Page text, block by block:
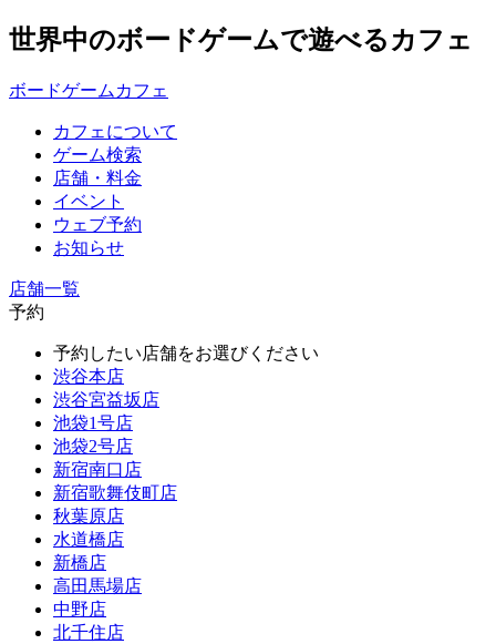
世界中のボードゲームで遊べるカフェ
ボードゲームカフェ
カフェについて
ゲーム検索
店舗・料金
イベント
ウェブ予約
お知らせ
店舗一覧
予約
予約したい店舗をお選びください
渋谷本店
渋谷宮益坂店
池袋1号店
池袋2号店
新宿南口店
新宿歌舞伎町店
秋葉原店
水道橋店
新橋店
高田馬場店
中野店
北千住店